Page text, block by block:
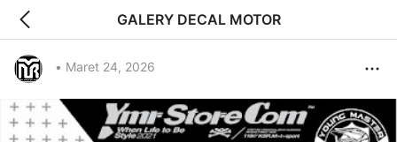
GALERY DECAL MOTOR
• Maret 24, 2026